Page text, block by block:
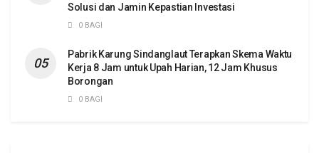
Solusi dan Jamin Kepastian Investasi
0 BAGI
Pabrik Karung Sindanglaut Terapkan Skema Waktu
Kerja 8 Jam untuk Upah Harian, 12 Jam Khusus
Borongan
0 BAGI